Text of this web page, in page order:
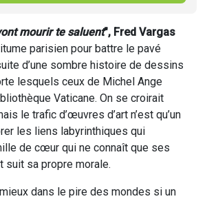
mourir te saluent", Fred Vargas
parisien pour battre le pavé
d’une sombre histoire de dessins
lesquels ceux de Michel Ange
Vaticane. On se croirait
le trafic d’œuvres d’art n’est qu’un
les liens labyrinthiques qui
de cœur qui ne connaît que ses
suit sa propre morale.
dans le pire des mondes si un